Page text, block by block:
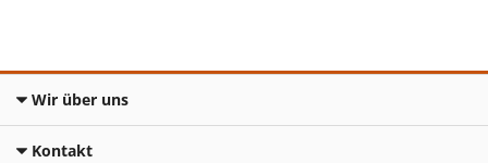
Wir über uns
Kontakt